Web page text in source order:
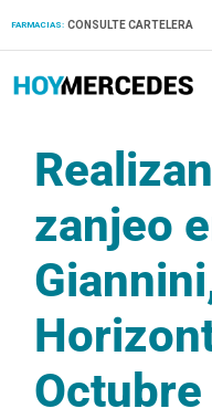
FARMACIAS: CONSULTE CARTELERA
zanjeo
Octubre